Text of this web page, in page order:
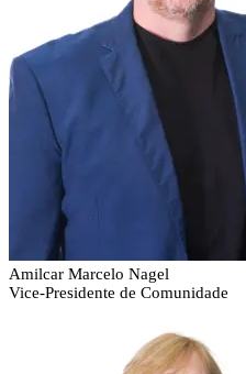
Amilcar Marcelo Nagel
Vice-Presidente de Comunidade